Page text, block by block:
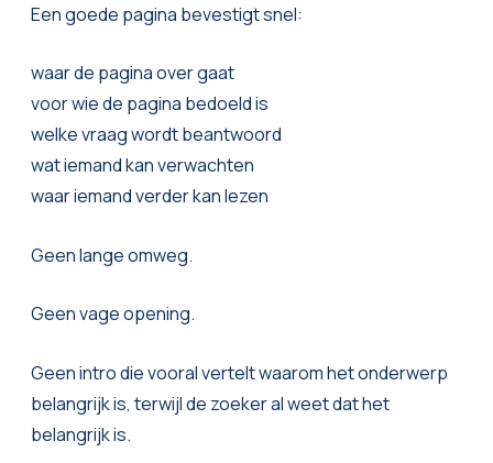
Een goede pagina bevestigt snel:
waar de pagina over gaat
voor wie de pagina bedoeld is
welke vraag wordt beantwoord
wat iemand kan verwachten
waar iemand verder kan lezen
Geen lange omweg.
Geen vage opening.
Geen intro die vooral vertelt waarom het onderwerp
belangrijk is, terwijl de zoeker al weet dat het
belangrijk is.